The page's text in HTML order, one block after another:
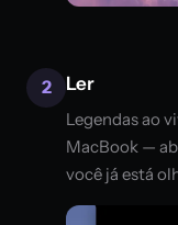
2 Ler
Legendas ao
MacBook —
você já está